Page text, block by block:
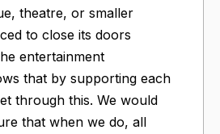
theatre, or smaller
to close its doors
entertainment
that by supporting each
through this. We would
that when we do, all